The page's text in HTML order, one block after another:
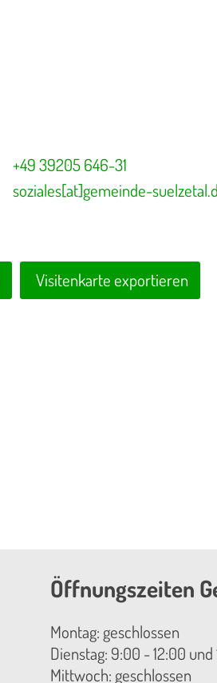
+49 39205 646-31
soziales[at]gemeinde-
Visitenkarte exportieren
Öffnungszeiten
Montag: geschlossen
Dienstag: 9:00 - 12:00
Mittwoch: geschlossen